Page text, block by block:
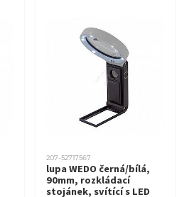
207-52717567
lupa WEDO černá/bílá,
90mm, rozkládací
stojánek, svítící s LED